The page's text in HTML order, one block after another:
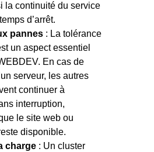
la continuité du service
d’arrêt.
pannes : La tolérance
un aspect essentiel
En cas de
serveur, les autres
continuer à
interruption,
le site web ou
disponible.
charge : Un cluster